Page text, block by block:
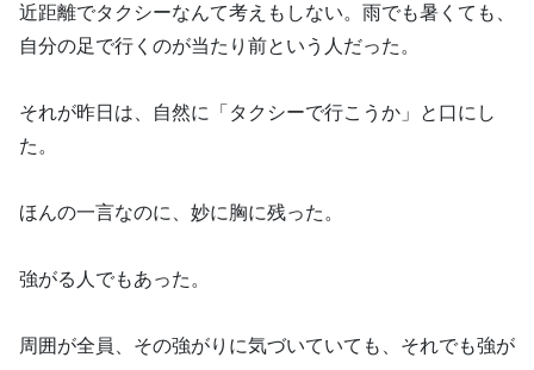
近距離でタクシーなんて考えもしない。雨でも暑くても、
自分の足で行くのが当たり前という人だった。
それが昨日は、自然に「タクシーで行こうか」と口にし
た。
ほんの一言なのに、妙に胸に残った。
強がる人でもあった。
周囲が全員、その強がりに気づいていても、それでも強が